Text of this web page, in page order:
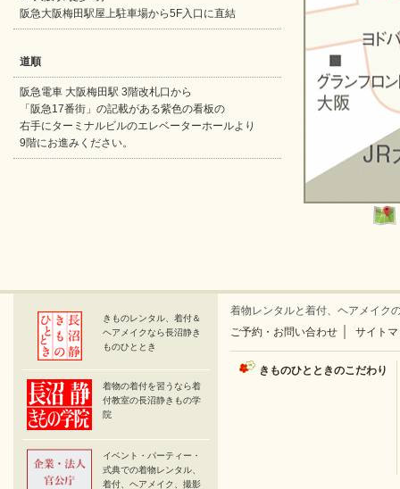
阪急大阪梅田駅屋上駐車場から5F入口に直結
道順
阪急電車 大阪梅田駅 3階改札口から
「阪急17番街」の記載がある紫色の看板の
右手にターミナルビルのエレベーターホールより
9階にお進みください。
きものレンタル、着付＆
ヘアメイクなら長沼静き
ものひととき
着物の着付を習うなら着
付教室の長沼静きもの学
院
イベント・パーティー・
式典での着物レンタル、
着付、ヘアメイク、撮影
着物レンタルと着付、ヘアメイク
ご予約・お問い合わせ
サイト
きものひとときのこだわり